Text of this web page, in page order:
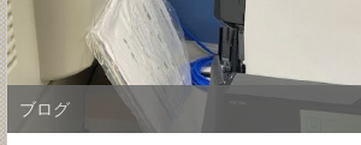
ブログ